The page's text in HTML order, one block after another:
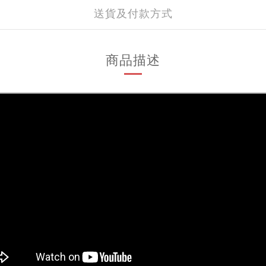
送貨及付款方式
商品描述